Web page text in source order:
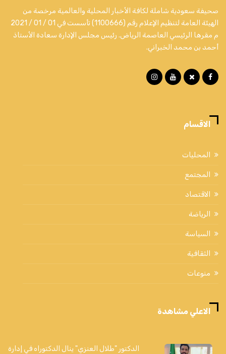
صحيفة سعودية شاملة لكافة الأخبار المحلية والعالمية مرخصة من
الهيئة العامة لتنظيم الإعلام رقم (1100666) تأسست في 01 / 01 / 2021
م مقرها الرئيسي العاصمة الرياض. رئيس مجلس الإدارة سعادة الأستاذ
أحمد بن محمد الخبراني.
الاقسام
المحليات
المجتمع
الاقتصاد
الرياضة
السياسة
الثقافية
منوعات
الاعلي مشاهدة
الدكتور "طلال العنزي" ينال الدكتوراه في إدارة